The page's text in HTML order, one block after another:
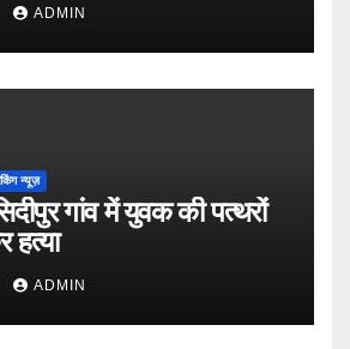
ADMIN
न्यूज़
गांव में युवक की पत्थरों
हत्या
ADMIN